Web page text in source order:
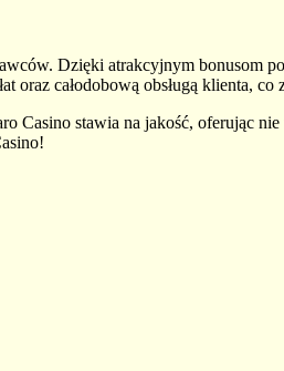
Dzięki atrakcyjnym bonusom
oraz całodobową obsługą klienta,
stawia na jakość, oferując nie